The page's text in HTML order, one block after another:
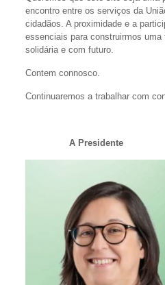
encontro entre os serviços da
cidadãos. A proximidade e a
essenciais para construirmos
solidária e com futuro.
Contem connosco.
Continuaremos a trabalhar com
A Presidente